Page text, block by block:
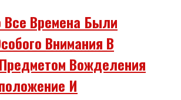
Времена Были
Внимания В
Вожделения
И